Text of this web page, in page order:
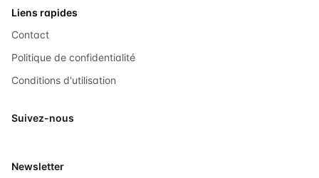
Liens rapides
Contact
Politique de confidentialité
Conditions d'utilisation
Suivez-nous
Newsletter